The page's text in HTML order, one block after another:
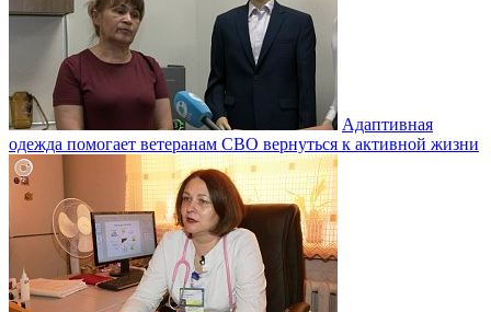
Адаптивная
одежда помогает ветеранам СВО вернуться к активной жизни